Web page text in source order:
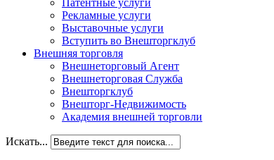
Рекламные услуги
Выставочные услуги
Вступить во Внешторгклуб
Внешняя торговля
Внешнеторговый Агент
Внешнеторговая Служба
Внешторгклуб
Внешторг-Недвижимость
Академия внешней торговли
Искать...